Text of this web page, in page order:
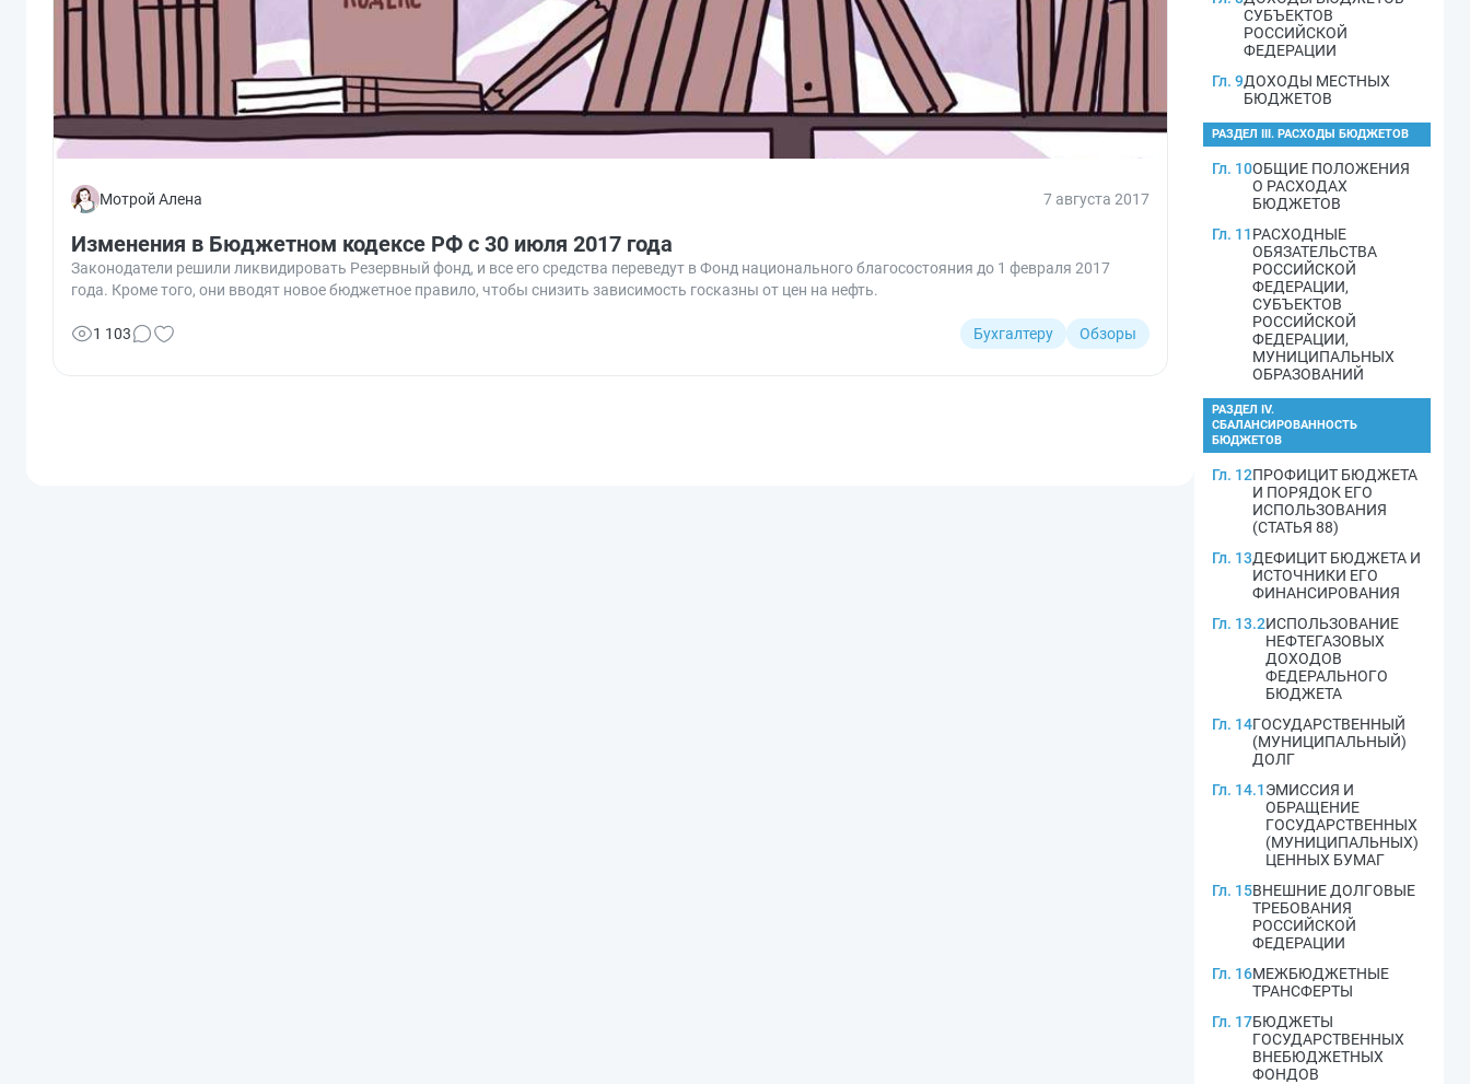
Мотрой Алена 7 августа 2017
Изменения в Бюджетном кодексе РФ с 30 июля 2017 года
Законодатели решили ликвидировать Резервный фонд, и все его средства переведут в Фонд национального благосостояния до 1 февраля 2017
года. Кроме того, они вводят новое бюджетное правило, чтобы снизить зависимость госказны от цен на нефть.
Бухгалтеру Обзоры
1 103
СУБЪЕКТОВ
РОССИЙСКОЙ
ФЕДЕРАЦИИ
Гл. 9ДОХОДЫ МЕСТНЫХ
БЮДЖЕТОВ
РАЗДЕЛ III. РАСХОДЫ БЮДЖЕТОВ
Гл. 10ОБЩИЕ ПОЛОЖЕНИЯ
О РАСХОДАХ
БЮДЖЕТОВ
Гл. 11РАСХОДНЫЕ
ОБЯЗАТЕЛЬСТВА
РОССИЙСКОЙ
ФЕДЕРАЦИИ,
СУБЪЕКТОВ
РОССИЙСКОЙ
ФЕДЕРАЦИИ,
МУНИЦИПАЛЬНЫХ
ОБРАЗОВАНИЙ
РАЗДЕЛ IV.
СБАЛАНСИРОВАННОСТЬ
БЮДЖЕТОВ
Гл. 12ПРОФИЦИТ БЮДЖЕТА
И ПОРЯДОК ЕГО
ИСПОЛЬЗОВАНИЯ
(СТАТЬЯ 88)
Гл. 13ДЕФИЦИТ БЮДЖЕТА И
ИСТОЧНИКИ ЕГО
ФИНАНСИРОВАНИЯ
Гл. 13.2ИСПОЛЬЗОВАНИЕ
НЕФТЕГАЗОВЫХ
ДОХОДОВ
ФЕДЕРАЛЬНОГО
БЮДЖЕТА
Гл. 14ГОСУДАРСТВЕННЫЙ
(МУНИЦИПАЛЬНЫЙ)
ДОЛГ
Гл. 14.1ЭМИССИЯ И
ОБРАЩЕНИЕ
ГОСУДАРСТВЕННЫХ
(МУНИЦИПАЛЬНЫХ)
ЦЕННЫХ БУМАГ
Гл. 15ВНЕШНИЕ ДОЛГОВЫЕ
ТРЕБОВАНИЯ
РОССИЙСКОЙ
ФЕДЕРАЦИИ
Гл. 16МЕЖБЮДЖЕТНЫЕ
ТРАНСФЕРТЫ
Гл. 17БЮДЖЕТЫ
ГОСУДАРСТВЕННЫХ
ВНЕБЮДЖЕТНЫХ
ФОНДОВ